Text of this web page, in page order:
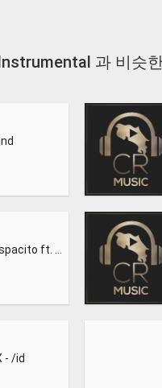
과 비슷
- /id